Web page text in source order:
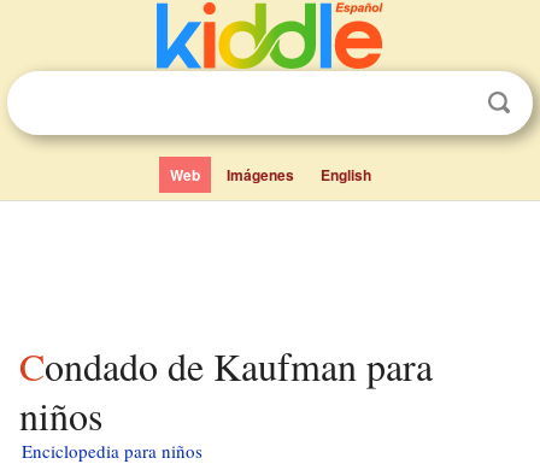
Web Imágenes English
Condado de Kaufman para
niños
Enciclopedia para niños